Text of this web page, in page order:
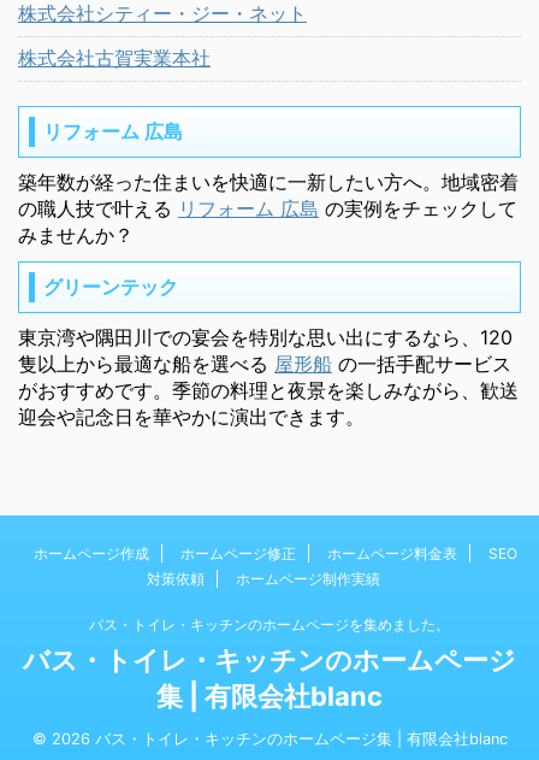
株式会社シティー・ジー・ネット
株式会社古賀実業本社
リフォーム 広島
築年数が経った住まいを快適に一新したい方へ。地域密着
の職人技で叶える リフォーム 広島 の実例をチェックして
みませんか？
グリーンテック
東京湾や隅田川での宴会を特別な思い出にするなら、120
隻以上から最適な船を選べる 屋形船 の一括手配サービス
がおすすめです。季節の料理と夜景を楽しみながら、歓送
迎会や記念日を華やかに演出できます。
ホームページ作成 ホームページ修正 ホームページ料金表
SEO
対策依頼
ホームページ制作実績
バス・トイレ・キッチンのホームページを集めました。
バス・トイレ・キッチンのホームページ
集 | 有限会社blanc
© 2026 バス・トイレ・キッチンのホームページ集 | 有限会社blanc